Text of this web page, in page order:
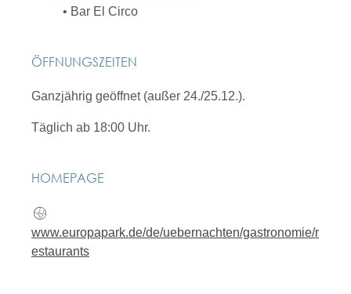
• Bar El Circo
ÖFFNUNGSZEITEN
Ganzjährig geöffnet (außer 24./25.12.).
Täglich ab 18:00 Uhr.
HOMEPAGE
www.europapark.de/de/uebernachten/gastronomie/r
estaurants